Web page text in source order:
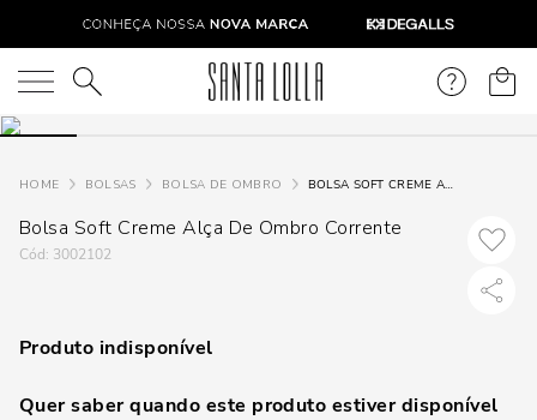
O que você está procurando?
BOLSAS BOLSA DE OMBRO BOLSA SOFT CREME ALÇA DE OMBRO CORRENTE
Bolsa Soft Creme Alça De Ombro Corrente
: 3002102
Produto indisponível
Quer saber quando este produto estiver disponível